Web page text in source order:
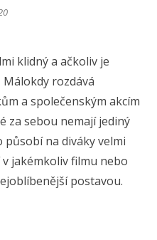
klidný a ačkoliv je
rozdává
a společenským akcím
za sebou nemají jediný
na diváky velmi
jakémkoliv filmu nebo
postavou.